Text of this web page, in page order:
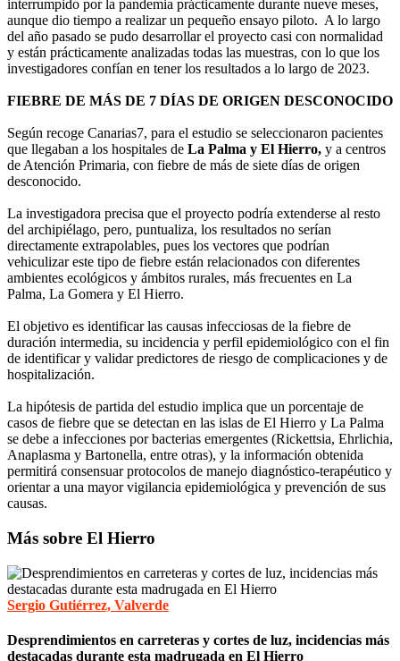
interrumpido por la pandemia prácticamente durante nueve meses,
aunque dio tiempo a realizar un pequeño ensayo piloto. A lo largo
del año pasado se pudo desarrollar el proyecto casi con normalidad
y están prácticamente analizadas todas las muestras, con lo que los
investigadores confían en tener los resultados a lo largo de 2023.
FIEBRE DE MÁS DE 7 DÍAS DE ORIGEN DESCONOCIDO
Según recoge Canarias7, para el estudio se seleccionaron pacientes
que llegaban a los hospitales de La Palma y El Hierro, y a centros
de Atención Primaria, con fiebre de más de siete días de origen
desconocido.
La investigadora precisa que el proyecto podría extenderse al resto
del archipiélago, pero, puntualiza, los resultados no serían
directamente extrapolables, pues los vectores que podrían
vehiculizar este tipo de fiebre están relacionados con diferentes
ambientes ecológicos y ámbitos rurales, más frecuentes en La
Palma, La Gomera y El Hierro.
El objetivo es identificar las causas infecciosas de la fiebre de
duración intermedia, su incidencia y perfil epidemiológico con el fin
de identificar y validar predictores de riesgo de complicaciones y de
hospitalización.
La hipótesis de partida del estudio implica que un porcentaje de
casos de fiebre que se detectan en las islas de El Hierro y La Palma
se debe a infecciones por bacterias emergentes (Rickettsia, Ehrlichia,
Anaplasma y Bartonella, entre otras), y la información obtenida
permitirá consensuar protocolos de manejo diagnóstico-terapéutico y
orientar a una mayor vigilancia epidemiológica y prevención de sus
causas.
Más sobre El Hierro
Sergio Gutiérrez, Valverde
Desprendimientos en carreteras y cortes de luz, incidencias más
destacadas durante esta madrugada en El Hierro